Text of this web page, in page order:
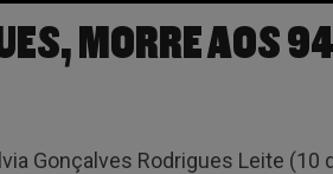
MORRE AOS
Gonçalves Rodrigues Leite (10